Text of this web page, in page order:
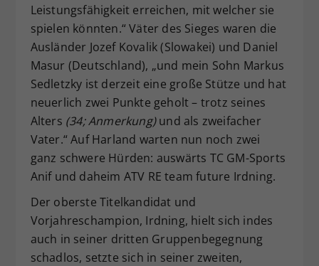
Leistungsfähigkeit erreichen, mit welcher sie
spielen könnten.“ Väter des Sieges waren die
Ausländer Jozef Kovalik (Slowakei) und Daniel
Masur (Deutschland), „und mein Sohn Markus
Sedletzky ist derzeit eine große Stütze und hat
neuerlich zwei Punkte geholt – trotz seines
Alters (34; Anmerkung)und als zweifacher
Vater.“ Auf Harland warten nun noch zwei
ganz schwere Hürden: auswärts TC GM-Sports
Anif und daheim ATV RE team future Irdning.
Der oberste Titelkandidat und
Vorjahreschampion, Irdning, hielt sich indes
auch in seiner dritten Gruppenbegegnung
schadlos, setzte sich in seiner zweiten,